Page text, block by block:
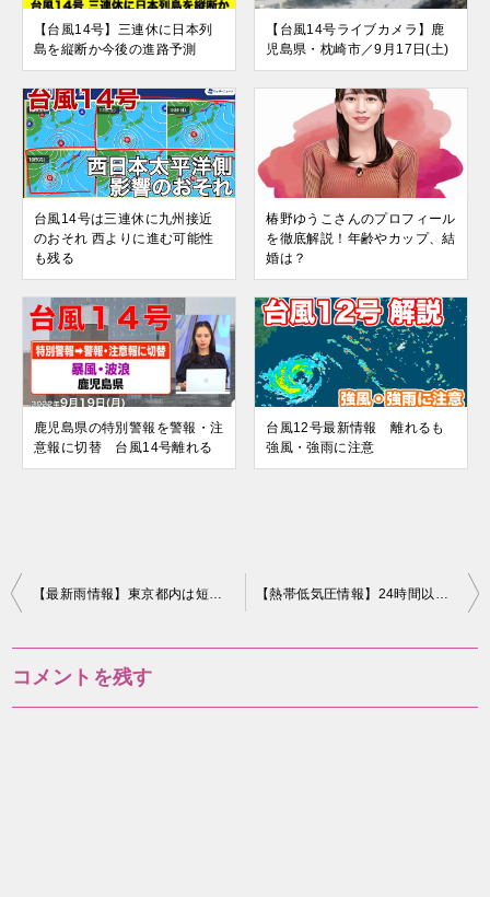
【台風14号】三連休に日本列
島を縦断か今後の進路予測
【台風14号ライブカメラ】鹿
児島県・枕崎市／9月17日(土)
台風14号は三連休に九州接近
のおそれ 西よりに進む可能性
も残る
椿野ゆうこさんのプロフィール
を徹底解説！年齢やカップ、結
婚は？
鹿児島県の特別警報を警報・注
意報に切替 台風14号離れる
台風12号最新情報 離れるも
強風・強雨に注意
投
【最新雨情報】東京都内は短時間強雨 落雷頻発 【熱帯低気圧情報】24時間以内に台風発生の可能性 次に発生すると「台風17号」
コメントを残す